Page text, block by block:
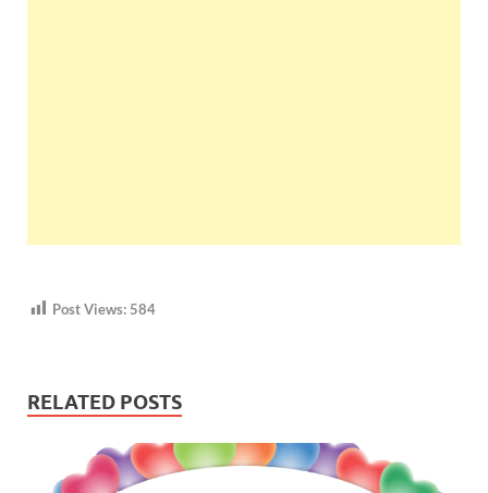
Post Views: 584
RELATED POSTS